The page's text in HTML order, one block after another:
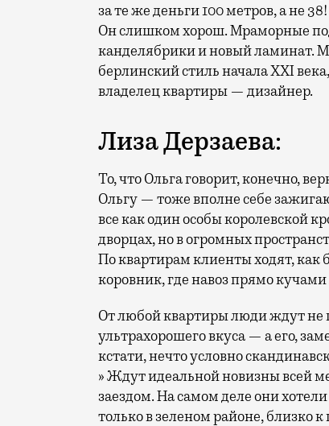
за те же деньги 100 метров, а не
Он слишком хорош. Мраморные
канделябрики и новый ламинат.
берлинский стиль начала XXI
владелец квартиры — дизайнер.
Лиза Дерзаева:
То, что Ольга говорит, конечно,
Ольгу — тоже вполне себе
все как один особы королевской
дворцах, но в огромных
По квартирам клиенты ходят,
коровник, где навоз прямо
От любой квартиры люди ждут не
ультрахорошего вкуса — а его,
кстати, нечто условно
» Ждут идеальной новизны всей
заездом. На самом деле они
только в зеленом районе, близко